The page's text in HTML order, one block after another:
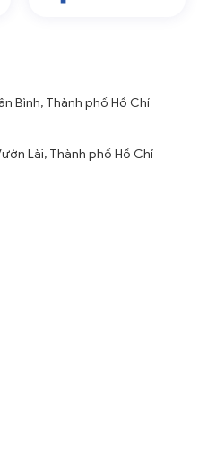
Bình, Thành phố Hồ Chí
Lài, Thành phố Hồ Chí